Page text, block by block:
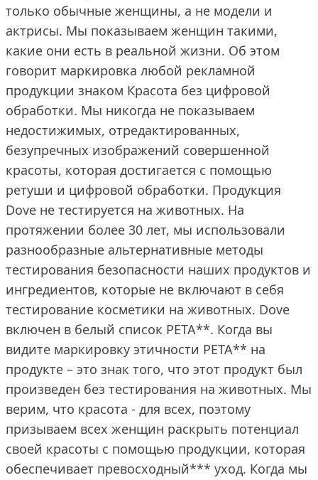
только обычные женщины, а не модели и
актрисы. Мы показываем женщин такими,
какие они есть в реальной жизни. Об этом
говорит маркировка любой рекламной
продукции знаком Красота без цифровой
обработки. Мы никогда не показываем
недостижимых, отредактированных,
безупречных изображений совершенной
красоты, которая достигается с помощью
ретуши и цифровой обработки. Продукция
Dove не тестируется на животных. На
протяжении более 30 лет, мы использовали
разнообразные альтернативные методы
тестирования безопасности наших продуктов и
ингредиентов, которые не включают в себя
тестирование косметики на животных. Dove
включен в белый список PETA**. Когда вы
видите маркировку этичности PETA** на
продукте – это знак того, что этот продукт был
произведен без тестирования на животных. Мы
верим, что красота - для всех, поэтому
призываем всех женщин раскрыть потенциал
своей красоты с помощью продукции, которая
обеспечивает превосходный*** уход. Когда мы